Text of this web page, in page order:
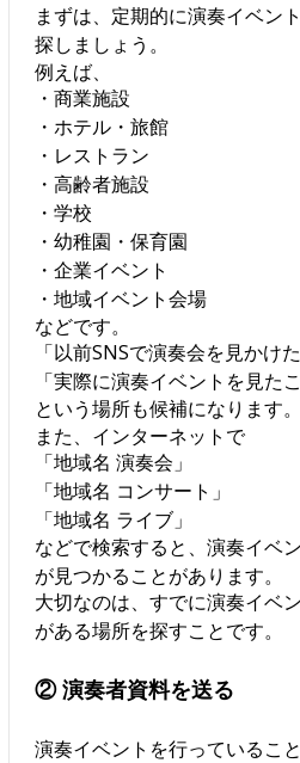
まずは、定期的に演奏イベン
探しましょう。
例えば、
・商業施設
・ホテル・旅館
・レストラン
・高齢者施設
・学校
・幼稚園・保育園
・企業イベント
・地域イベント会場
などです。
「以前SNSで演奏会を見かけた
「実際に演奏イベントを見た
という場所も候補になります。
また、インターネットで
「地域名 演奏会」
「地域名 コンサート」
「地域名 ライブ」
などで検索すると、演奏イベ
が見つかることがあります。
大切なのは、すでに演奏イベ
がある場所を探すことです。
② 演奏者資料を送る
演奏イベントを行っているこ